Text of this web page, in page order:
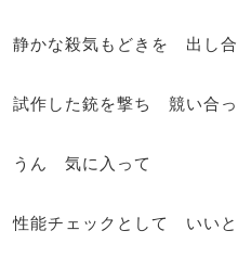
静かな殺気もどきを 出し合
試作した銃を撃ち 競い合っ
うん 気に入って
性能チェックとして いい